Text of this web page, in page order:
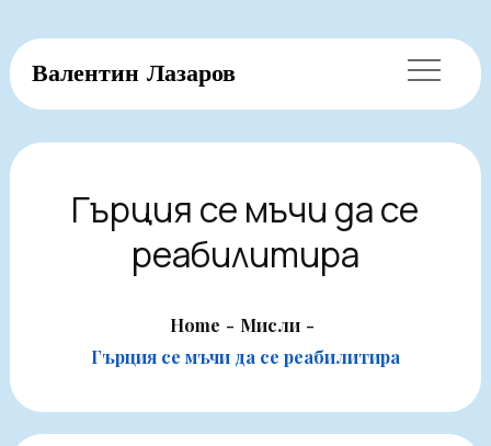
Skip
to
content
Валентин Лазаров
Гърция се мъчи да се
реабилитира
Home
Мисли
Гърция се мъчи да се реабилитира